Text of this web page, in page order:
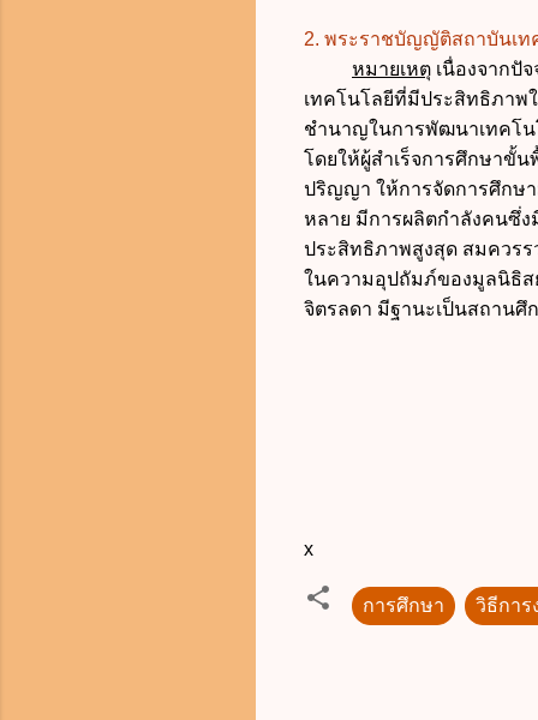
2. พระราชบัญญัติสถาบันเท
หมายเหตุ เนื่องจากปั
เทคโนโลยีที่มีประสิทธิภาพ
ชำนาญในการพัฒนาเทคโน
โดยให้ผู้สำเร็จการศึกษาขั้
ปริญญา ให้การจัดการศึกษ
หลาย มีการผลิตกำลังคนซึ่
ประสิทธิภาพสูงสุด สมควรร
ในความอุปถัมภ์ของมูลนิธิส
จิตรลดา มีฐานะเป็นสถานศึ
x
การศึกษา วิธีกา